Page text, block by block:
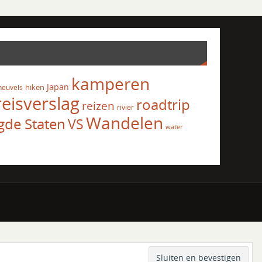
hiken Japan kamperen
reizen rivier roadtrip
StatenVSWandelen water